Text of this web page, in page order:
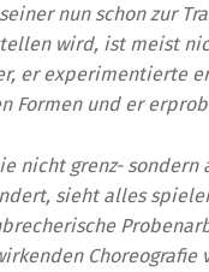
nun schon zur
wird, ist meist
er experimentierte
Formen und er
nicht grenz- sondern
sieht alles
Choreografie